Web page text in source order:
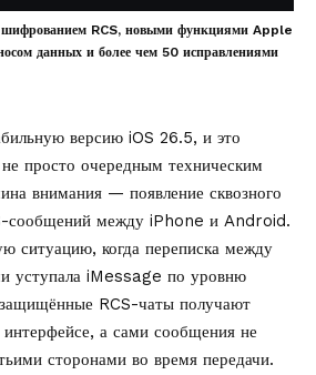
RCS, новыми функциями Apple
данных и более чем 50 исправлениями
версию iOS 26.5, и это
просто очередным техническим
внимания — появление сквозного
сообщений между iPhone и Android.
ситуацию, когда переписка между
уступала iMessage по уровню
RCS-чаты получают
а сами сообщения не
сторонами во время передачи.